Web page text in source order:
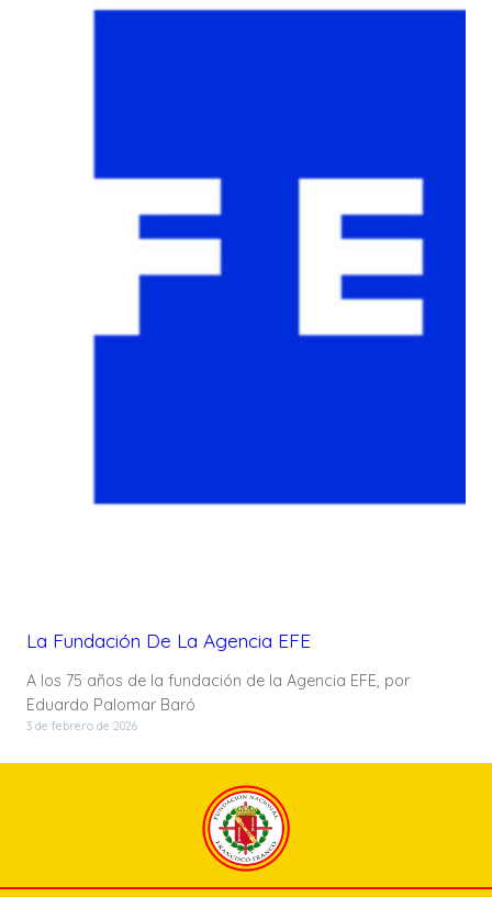
La Fundación De La Agencia EFE
A los 75 años de la fundación de la Agencia EFE, por
Eduardo Palomar Baró
3 de febrero de 2026